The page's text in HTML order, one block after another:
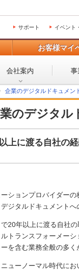
サポート イベント
お客様マイ
会社案内 事
企業のデジタルドキュメン
のデジタル
上に渡る自社の
ーションプロバイダー
ジタルドキュメントへ
20年以上に渡る自社
トランスフォーメー
を含む業務全般の多く
ニューノーマル時代に